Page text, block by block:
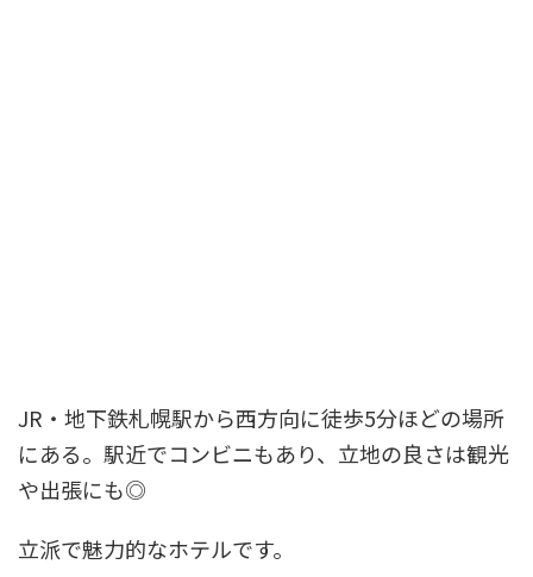
JR・地下鉄札幌駅から西方向に徒歩5分ほどの場所
にある。駅近でコンビニもあり、立地の良さは観光
や出張にも◎
立派で魅力的なホテルです。